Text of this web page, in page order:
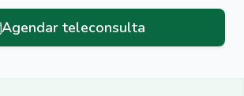
Agendar teleconsulta